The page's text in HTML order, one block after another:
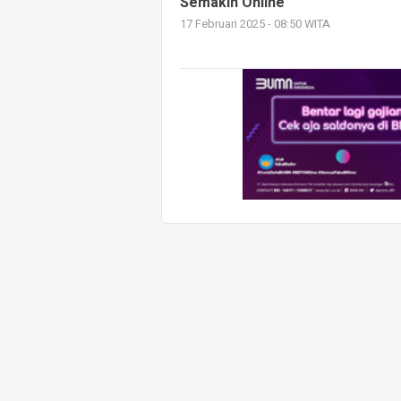
17 Februari 2025 - 08:50 WITA